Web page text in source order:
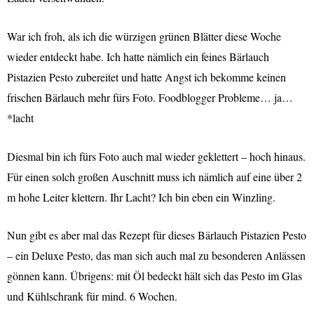
War ich froh, als ich die würzigen grünen Blätter diese Woche
wieder entdeckt habe. Ich hatte nämlich ein feines Bärlauch
Pistazien Pesto zubereitet und hatte Angst ich bekomme keinen
frischen Bärlauch mehr fürs Foto. Foodblogger Probleme… ja…
*lacht
Diesmal bin ich fürs Foto auch mal wieder geklettert – hoch hinaus.
Für einen solch großen Auschnitt muss ich nämlich auf eine über 2
m hohe Leiter klettern. Ihr Lacht? Ich bin eben ein Winzling.
Nun gibt es aber mal das Rezept für dieses Bärlauch Pistazien Pesto
– ein Deluxe Pesto, das man sich auch mal zu besonderen Anlässen
gönnen kann. Übrigens: mit Öl bedeckt hält sich das Pesto im Glas
und Kühlschrank für mind. 6 Wochen.